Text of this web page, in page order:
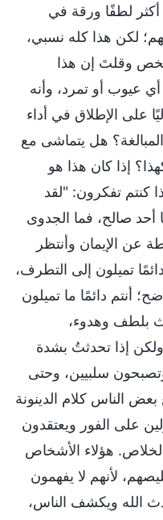
أكثر لطفًا ورقة في
لكن هذا كله نسبي،
وقلتَ إن هذا
عيوب أو تمرد، وأنه
على الإطلاق في أداء
هل يتماشى مع
إذا كان هذا هو
كنتم تفكرون: "لقد
أحد صالح، فما الجدوى
عن الإيمان وأنتظر
تميلون إلى التطرف،
أنتم دائمًا ما تميلون
بلطف وهدوء،
إذا تحدثتُ بشدة
سلبيين، وحتى
الناس كلام الدينونة
على الفور ويعتقدون
الخلاص. هؤلاء الأشخاص
لأنهم لا يفهمون
الله ويكشف الناس،